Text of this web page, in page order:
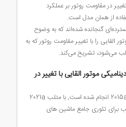
در مقاومت روتور بر عملکرد
از همان مدل است.
گنجانده شده‌اند که به وضوح
القایی را با تغییر مقاومت روتور که به
می‌شود، تشریح می‌کند.
موتور القایی با تغییر در
شبیه سازی در محیط متلب 2015a انجام شده است, با متلب 2021a
برای تئوری جامع ماشین های